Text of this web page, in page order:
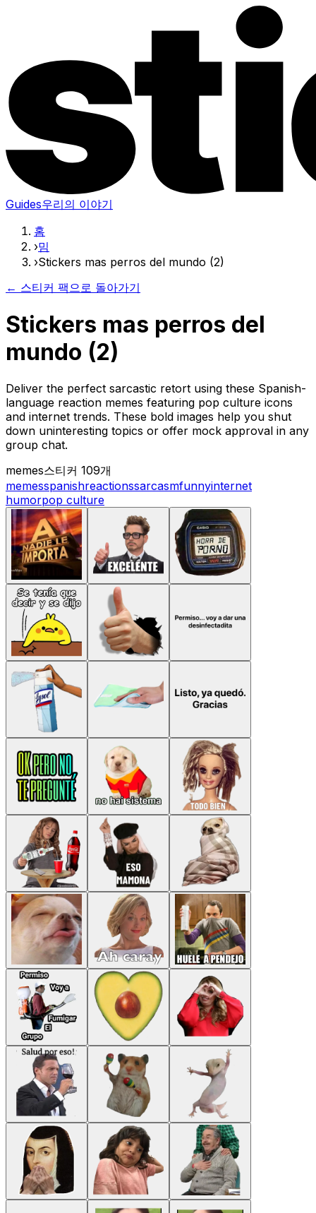
Guides우리의 이야기
홈
›밈
›Stickers mas perros del mundo (2)
← 스티커 팩으로 돌아가기
Stickers mas perros del
mundo (2)
Deliver the perfect sarcastic retort using these Spanish-
language reaction memes featuring pop culture icons
and internet trends. These bold images help you shut
down uninteresting topics or offer mock approval in any
group chat.
memes스티커 109개
memesspanishreactionssarcasmfunnyinternet
humorpop culture